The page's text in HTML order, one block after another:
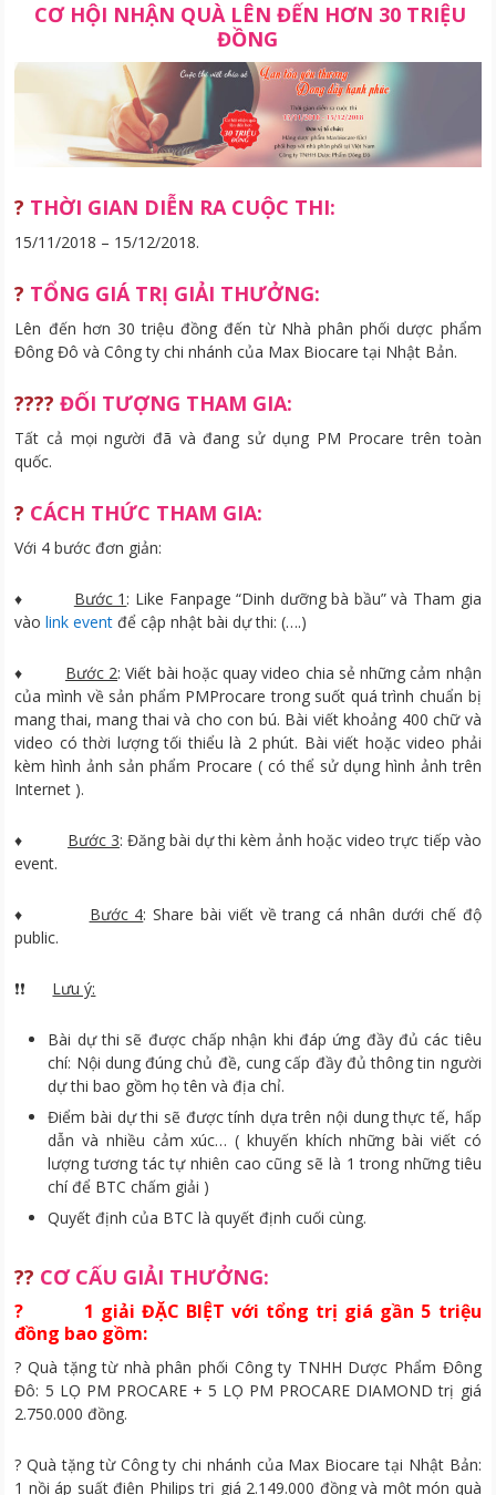
CƠ HỘI NHẬN QUÀ LÊN ĐẾN HƠN 30 TRIỆU
ĐỒNG
? THỜI GIAN DIỄN RA CUỘC THI:
15/11/2018 – 15/12/2018.
? TỔNG GIÁ TRỊ GIẢI THƯỞNG:
Lên đến hơn 30 triệu đồng đến từ Nhà phân phối dược phẩm
Đông Đô và Công ty chi nhánh của Max Biocare tại Nhật Bản.
?‍?‍?‍?ĐỐI TƯỢNG THAM GIA:
Tất cả mọi người đã và đang sử dụng PM Procare trên toàn
quốc.
? CÁCH THỨC THAM GIA:
Với 4 bước đơn giản:
♦ Bước 1 : Like Fanpage “Dinh dưỡng bà bầu” và Tham gia
vàolink event để cập nhật bài dự thi: (….)
♦ Bước 2: Viết bài hoặc quay video chia sẻ những cảm nhận
của mình về sản phẩm PMProcare trong suốt quá trình chuẩn bị
mang thai, mang thai và cho con bú. Bài viết khoảng 400 chữ và
video có thời lượng tối thiểu là 2 phút. Bài viết hoặc video phải
kèm hình ảnh sản phẩm Procare ( có thể sử dụng hình ảnh trên
Internet ).
♦ Bước 3: Đăng bài dự thi kèm ảnh hoặc video trực tiếp vào
event.
♦ Bước 4: Share bài viết về trang cá nhân dưới chế độ
public.
❗❗ Lưu ý:
Bài dự thi sẽ được chấp nhận khi đáp ứng đầy đủ các tiêu
chí: Nội dung đúng chủ đề, cung cấp đầy đủ thông tin người
dự thi bao gồm họ tên và địa chỉ.
Điểm bài dự thi sẽ được tính dựa trên nội dung thực tế, hấp
dẫn và nhiều cảm xúc… ( khuyến khích những bài viết có
lượng tương tác tự nhiên cao cũng sẽ là 1 trong những tiêu
chí để BTC chấm giải )
Quyết định của BTC là quyết định cuối cùng.
?? CƠ CẤU GIẢI THƯỞNG:
? 1 giải ĐẶC BIỆT với tổng trị giá gần 5 triệu
đồng bao gồm:
? Quà tặng từ nhà phân phối Công ty TNHH Dược Phẩm Đông
Đô: 5 LỌ PM PROCARE + 5 LỌ PM PROCARE DIAMOND trị giá
2.750.000 đồng.
? Quà tặng từ Công ty chi nhánh của Max Biocare tại Nhật Bản:
1 nồi áp suất điện Philips trị giá 2.149.000 đồng và một món quà